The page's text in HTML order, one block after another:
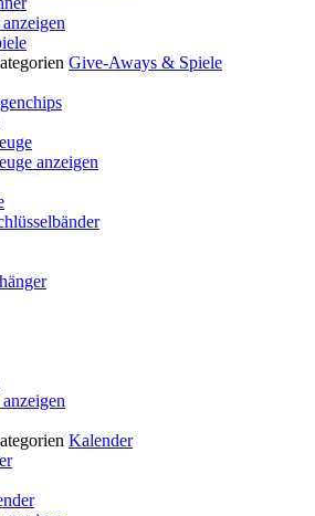
Give-Aways & Spiele
anzeigen
Kalender